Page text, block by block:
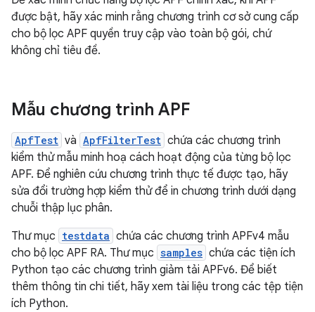
được bật, hãy xác minh rằng chương trình cơ sở cung cấp
cho bộ lọc APF quyền truy cập vào toàn bộ gói, chứ
không chỉ tiêu đề.
Mẫu chương trình APF
ApfTest và ApfFilterTest chứa các chương trình
kiểm thử mẫu minh hoạ cách hoạt động của từng bộ lọc
APF. Để nghiên cứu chương trình thực tế được tạo, hãy
sửa đổi trường hợp kiểm thử để in chương trình dưới dạng
chuỗi thập lục phân.
Thư mục testdata chứa các chương trình APFv4 mẫu
cho bộ lọc APF RA. Thư mục samples chứa các tiện ích
Python tạo các chương trình giảm tải APFv6. Để biết
thêm thông tin chi tiết, hãy xem tài liệu trong các tệp tiện
ích Python.